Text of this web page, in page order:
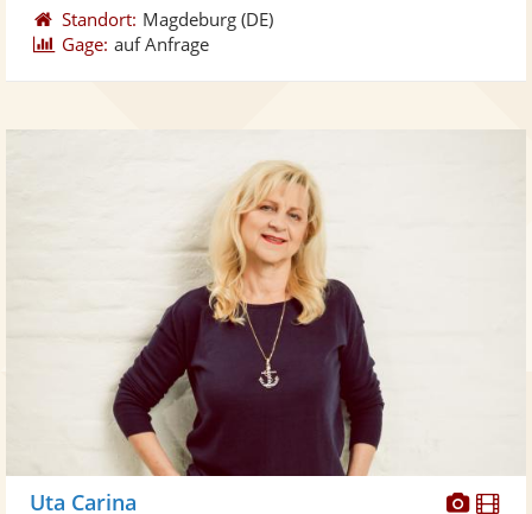
Standort: Magdeburg (DE)
Gage: auf Anfrage
Uta Carina